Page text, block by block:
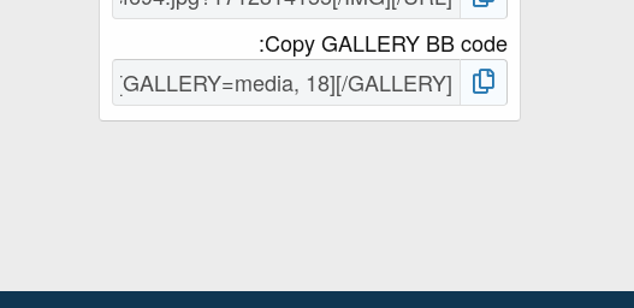
Copy GALLERY BB code